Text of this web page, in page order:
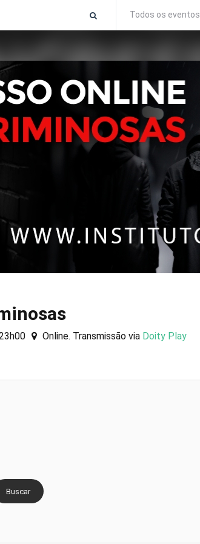
Todos os eventos
Online. Transmissão via Doity Play
Buscar